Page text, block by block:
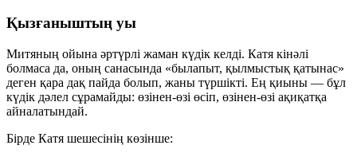
Қызғаныштың уы
Митяның ойына әртүрлі жаман күдік келді. Катя кінәлі
болмаса да, оның санасында «былапыт, қылмыстық қатынас»
деген қара дақ пайда болып, жаны түршікті. Ең қиыны — бұл
күдік дәлел сұрамайды: өзінен-өзі өсіп, өзінен-өзі ақиқатқа
айналатындай.
Бірде Катя шешесінің көзінше: